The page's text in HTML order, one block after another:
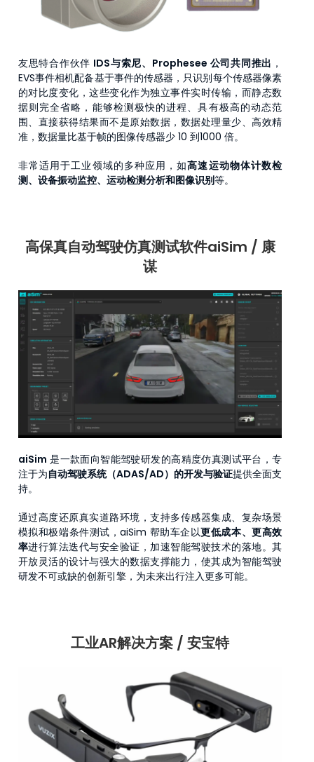
友思特合作伙伴 IDS与索尼、Prophesee 公司共同推出 ，
EVS事件相机配备基于事件的传感器，只识别每个传感器像素
的对比度变化，这些变化作为独立事件实时传输，而静态数
据则完全省略，能够检测极快的进程、具有极高的动态范
围、直接获得结果而不是原始数据，数据处理量少、高效精
准，数据量比基于帧的图像传感器少 10 到1000 倍。
非常适用于工业领域的多种应用，如高速运动物体计数检
测、设备振动监控、运动检测分析和图像识别等。
高保真自动驾驶仿真测试软件aiSim / 康
谋
aiSim 是一款面向智能驾驶研发的高精度仿真测试平台，专
注于为自动驾驶系统（ADAS/AD）的开发与验证提供全面支
持。
通过高度还原真实道路环境，支持多传感器集成、复杂场景
模拟和极端条件测试，aiSim 帮助车企以更低成本、更高效
率进行算法迭代与安全验证，加速智能驾驶技术的落地。其
开放灵活的设计与强大的数据支撑能力，使其成为智能驾驶
研发不可或缺的创新引擎，为未来出行注入更多可能。
工业AR解决方案 / 安宝特